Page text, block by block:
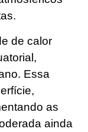
de calor
Essa
as
ainda